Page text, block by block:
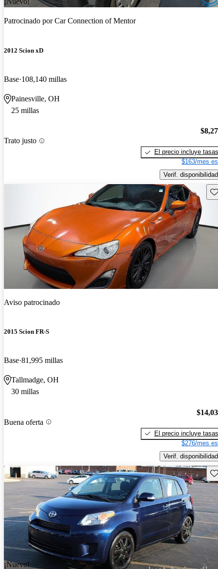
Patrocinado porCar Connection of Mentor
2012 Scion xD
Base 108,140 millas
Painesville, OH
25 millas
Trato justo
El precio incluye tasas
$163/mes
Verif. disponibilidad
Aviso patrocinado
2015 Scion FR-S
Base 81,995 millas
Tallmadge, OH
30 millas
Buena oferta
El precio incluye tasas
$276/mes
Verif. disponibilidad
¡Nuevo!